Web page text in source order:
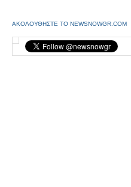
ΑΚΟΛΟΥΘΗΣΤΕ ΤΟ NEWSNOWGR.COM